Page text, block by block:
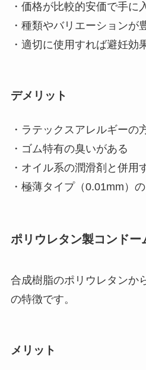
・価格が比較的安価で手に
・種類やバリエーションが
・適切に使用すれば避妊効
デメリット
・ラテックスアレルギーの
・ゴム特有の臭いがある
・オイル系の潤滑剤と併用
・極薄タイプ（0.01mm）
ポリウレタン製コンドー
合成樹脂のポリウレタンか
の特徴です。
メリット